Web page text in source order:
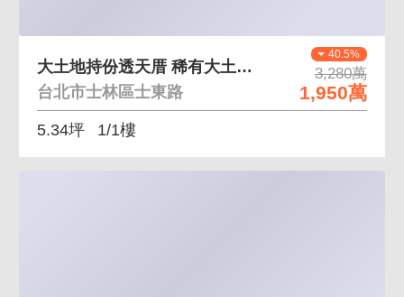
40.5%
3,280萬
1,950萬
大土地持份透天厝 稀有大土地、靜巷內不吵雜
台北市士林區士東路
5.34坪 1/1樓